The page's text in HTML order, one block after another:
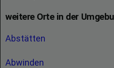
weitere Orte in der
Abstätten
Abwinden